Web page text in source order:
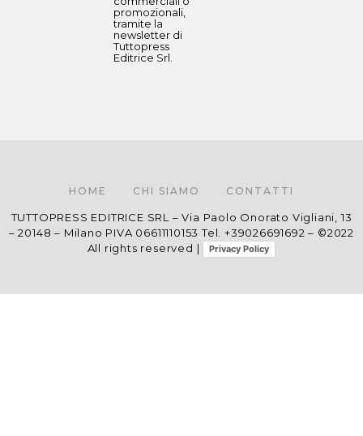
promozionali,
tramite la
newsletter di
Tuttopress
Editrice Srl.
HOME CHI SIAMO CONTATTI
TUTTOPRESS EDITRICE SRL – Via Paolo Onorato Vigliani, 13
– 20148 – Milano PIVA 06611110153 Tel. +39026691692 – ©2022
All rights reserved |
Privacy Policy